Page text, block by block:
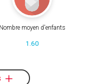
Nombre moyen d'enfants
1.60